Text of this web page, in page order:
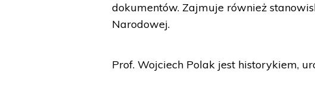
dokumentów. Zajmuje również
Narodowej.
Prof. Wojciech Polak jest historykiem,